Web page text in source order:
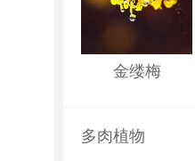
金缕梅
多肉植物